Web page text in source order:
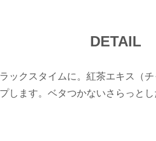
DETAIL
ックスタイムに。紅茶エキス（
します。ベタつかないさらっと